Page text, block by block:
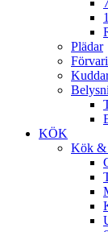
Plädar
KÖK
Kök &